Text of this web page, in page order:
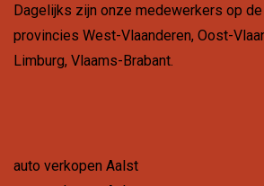
Dagelijks zijn onze medewerkers op de
provincies West-Vlaanderen, Oost-
Limburg, Vlaams-Brabant.
auto verkopen Aalst